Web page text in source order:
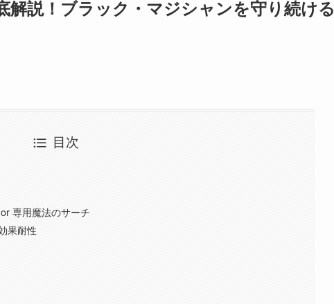
解説！ブラック・マジシャンを守り続ける
目次
専用魔法のサーチ
果耐性